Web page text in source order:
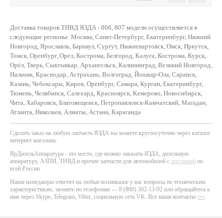
Доставка товаров ТНВД ЯЗДА - 806, 807 модели осуществляется в
следующие регионы: Москва, Санкт-Петербург, Екатеринбург, Нижний
Новгород, Ярославль, Барнаул, Сургут, Нижневартовск, Омск, Иркутск,
Томск, Оренбург, Орел, Кострома, Белгород, Калуга, Кострома, Курск,
Орёл, Тверь, Сыктывкар, Архангельск, Калининград, Великий Новгород,
Нальчик, Краснодар, Астрахань, Волгоград, Йошкар-Ола, Саранск,
Казань, Чебоксары, Киров, Оренбург, Самара, Курган, Екатеринбург,
Тюмень, Челябинск, Салехард, Красноярск, Кемерово, Новосибирск,
Чита, Хабаровск, Благовещенск, Петропавловск-Камчатский, Магадан,
Атланта, Николаев, Алматы, Астана, Караганда
Сделать заказ на любую запчасть ЯЗДА вы можете круглосуточно через каталог
интернет магазина.
ЯрДизельАппаратура - это место, где можно заказать ЯЗДА, дизельную
аппаратуру, АЗПИ, ТНВД и прочие запчасти для автомобилей с доставкой по
всей России.
Наши менеджеры ответят на любые возникшие у вас вопросы по техническим
характеристикам, звоните по телефонам — 8 (800) 302-13-92 или обращайтесь к
нам через Skype, Telegram, Viber, социальную сеть VK. Все наши контакты тут.